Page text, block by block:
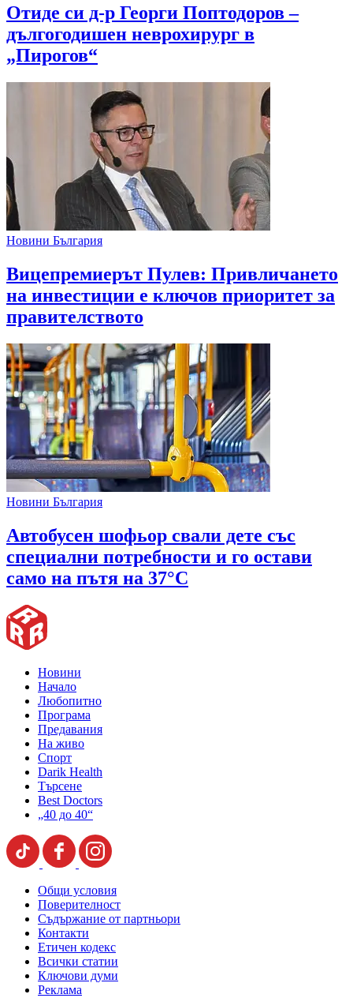
Отиде си д-р Георги Поптодоров –
дългогодишен неврохирург в
„Пирогов“
Новини България
Вицепремиерът Пулев: Привличането
на инвестиции е ключов приоритет за
правителството
Новини България
Автобусен шофьор свали дете със
специални потребности и го остави
само на пътя на 37°C
Новини
Начало
Любопитно
Програма
Предавания
На живо
Спорт
Darik Health
Търсене
Best Doctors
„40 до 40“
Общи условия
Поверителност
Съдържание от партньори
Контакти
Етичен кодекс
Всички статии
Ключови думи
Реклама